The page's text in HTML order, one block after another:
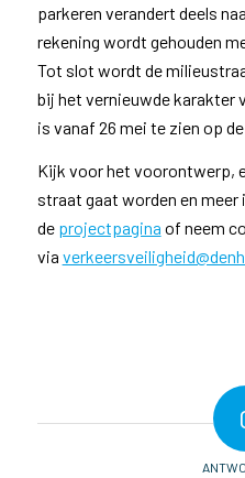
parkeren verandert deels
rekening wordt gehouden
Tot slot wordt de
bij het vernieuwde karakter
is vanaf 26 mei te zien op de
Kijk voor het voorontwerp,
straat gaat worden en
de projectpagina of neem
via